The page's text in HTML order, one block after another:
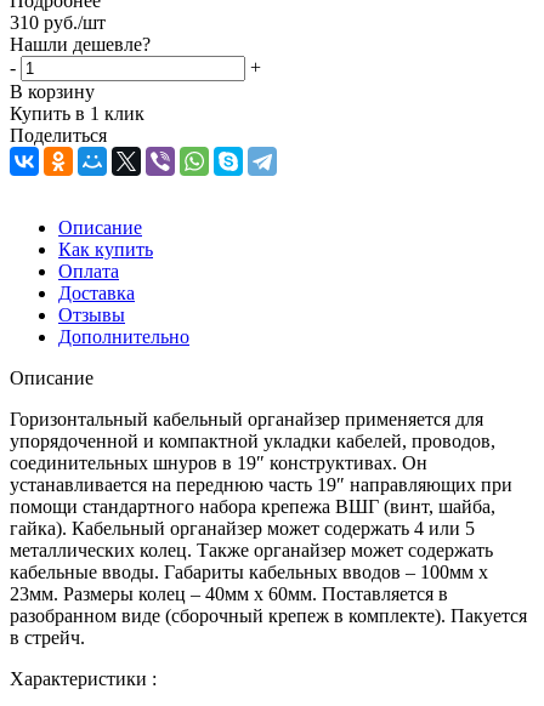
310 руб./шт
Нашли дешевле?
-
+
В корзину
Купить в 1 клик
Поделиться
Описание
Как купить
Оплата
Доставка
Отзывы
Дополнительно
Описание
Горизонтальный кабельный органайзер применяется для
упорядоченной и компактной укладки кабелей, проводов,
соединительных шнуров в 19″ конструктивах. Он
устанавливается на переднюю часть 19″ направляющих при
помощи стандартного набора крепежа ВШГ (винт, шайба,
гайка). Кабельный органайзер может содержать 4 или 5
металлических колец. Также органайзер может содержать
кабельные вводы. Габариты кабельных вводов – 100мм х
23мм. Размеры колец – 40мм х 60мм. Поставляется в
разобранном виде (сборочный крепеж в комплекте). Пакуется
в стрейч.
Характеристики :